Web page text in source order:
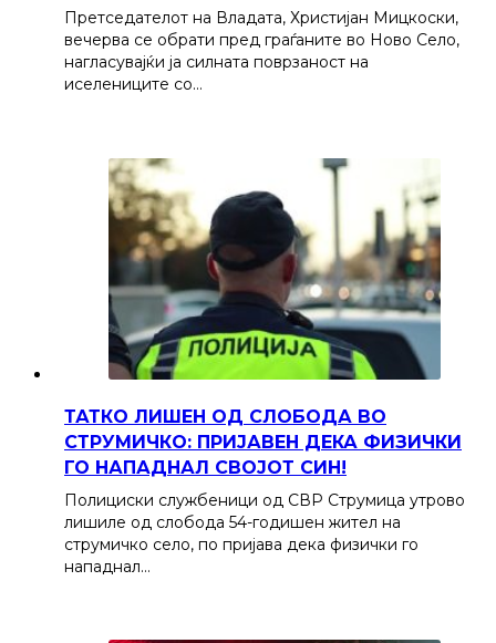
Претседателот на Владата, Христијан Мицкоски,
вечерва се обрати пред граѓаните во Ново Село,
нагласувајќи ја силната поврзаност на
иселениците со…
ТАТКО ЛИШЕН ОД СЛОБОДА ВО
СТРУМИЧКО: ПРИЈАВЕН ДЕКА ФИЗИЧКИ
ГО НАПАДНАЛ СВОЈОТ СИН!
Полициски службеници од СВР Струмица утрово
лишиле од слобода 54-годишен жител на
струмичко село, по пријава дека физички го
нападнал…